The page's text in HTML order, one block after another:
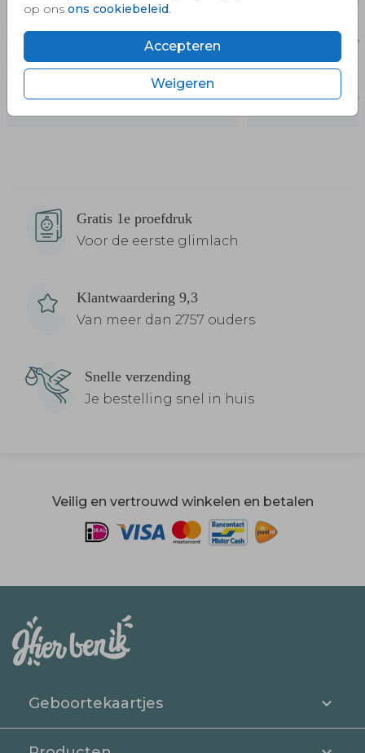
op ons ons cookiebeleid.
Accepteren
Weigeren
Gratis 1e proefdruk
Voor de eerste glimlach
Klantwaardering 9,3
Van meer dan 2757 ouders
Snelle verzending
Je bestelling snel in huis
Veilig en vertrouwd winkelen en betalen
Geboortekaartjes